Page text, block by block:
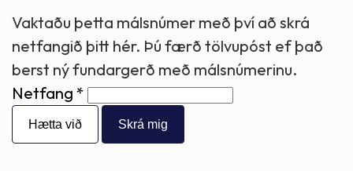
Leita
Vaktaðu þetta málsnúmer með því að skrá
netfangið þitt hér. Þú færð tölvupóst ef það
berst ný fundargerð með málsnúmerinu.
Netfang
Hætta við